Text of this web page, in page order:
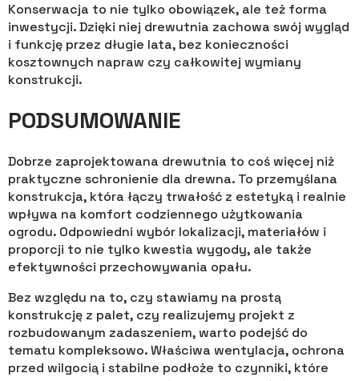
Konserwacja to nie tylko obowiązek, ale też forma
inwestycji. Dzięki niej drewutnia zachowa swój wygląd
i funkcję przez długie lata, bez konieczności
kosztownych napraw czy całkowitej wymiany
konstrukcji.
PODSUMOWANIE
Dobrze zaprojektowana drewutnia to coś więcej niż
praktyczne schronienie dla drewna. To przemyślana
konstrukcja, która łączy trwałość z estetyką i realnie
wpływa na komfort codziennego użytkowania
ogrodu. Odpowiedni wybór lokalizacji, materiałów i
proporcji to nie tylko kwestia wygody, ale także
efektywności przechowywania opału.
Bez względu na to, czy stawiamy na prostą
konstrukcję z palet, czy realizujemy projekt z
rozbudowanym zadaszeniem, warto podejść do
tematu kompleksowo. Właściwa wentylacja, ochrona
przed wilgocią i stabilne podłoże to czynniki, które